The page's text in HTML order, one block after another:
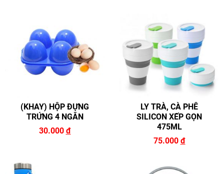
(KHAY) HỘP ĐỰNG
TRỨNG 4 NGĂN
30.000 đ
LY TRÀ, CÀ PHÊ
SILICON XẾP GỌN
475ML
75.000 đ